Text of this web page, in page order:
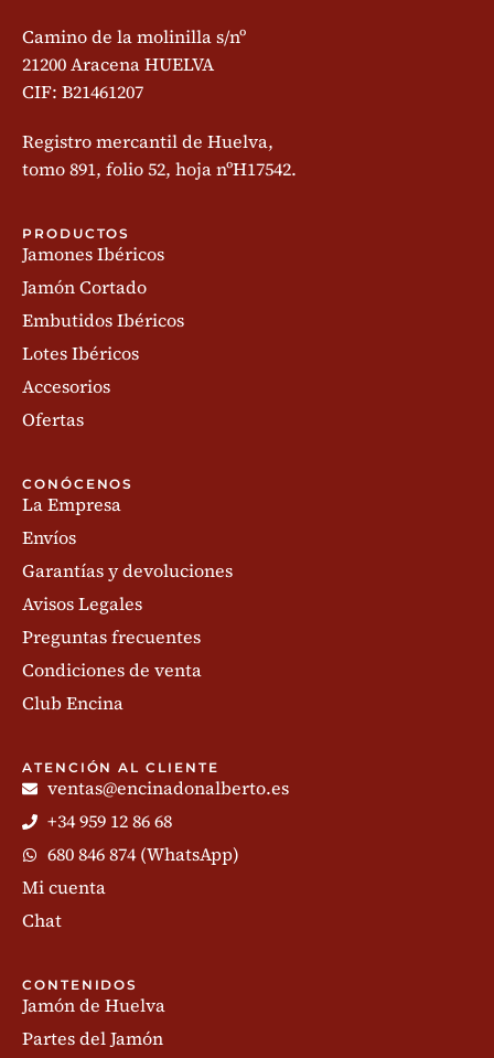
Camino de la molinilla s/nº
21200 Aracena HUELVA
CIF: B21461207
Registro mercantil de Huelva,
tomo 891, folio 52, hoja nºH17542.
PRODUCTOS
Jamones Ibéricos
Jamón Cortado
Embutidos Ibéricos
Lotes Ibéricos
Accesorios
Ofertas
CONÓCENOS
La Empresa
Envíos
Garantías y devoluciones
Avisos Legales
Preguntas frecuentes
Condiciones de venta
Club Encina
ATENCIÓN AL CLIENTE
ventas@encinadonalberto.es
+34 959 12 86 68
680 846 874 (WhatsApp)
Mi cuenta
Chat
CONTENIDOS
Jamón de Huelva
Partes del Jamón